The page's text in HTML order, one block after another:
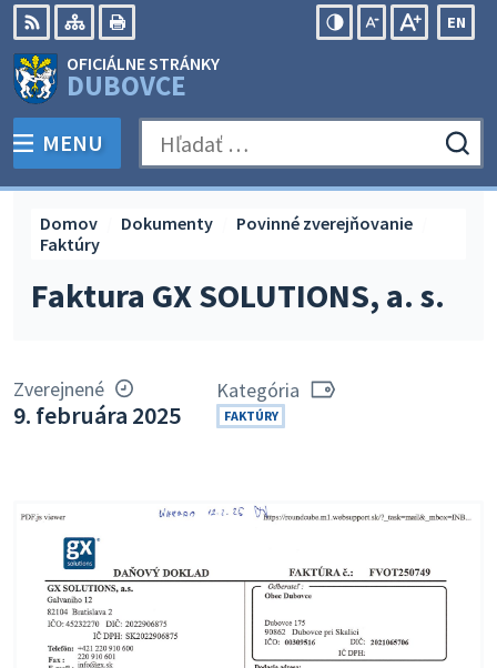
Preskočiť
na
obsah
RSS Mapa
EN
OFICIÁLNE STRÁNKY
DUBOVCE
PREPNÚŤ
MENU Hľadať:
Faktura GX SOLUTIONS, a. s.
Domov Dokumenty
Povinné zverejňovanie
Faktúry
Zverejnené
9. februára 2025
Kategória
FAKTÚRY